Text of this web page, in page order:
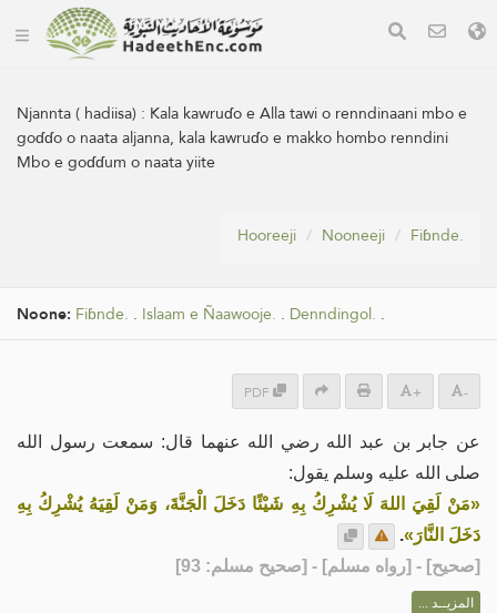
Njannta ( hadiisa) : Kala kawruɗo e Alla tawi o renndinaani mbo e
goɗɗo o naata aljanna, kala kawruɗo e makko hombo renndini
Mbo e goɗɗum o naata yiite
Hooreeji Nooneeji Fiɓnde.
Noone: Fiɓnde. . Islaam e Ñaawooje. . Denndingol. .
PDF + -
عن جابر بن عبد الله رضي الله عنهما قال: سمعت رسول الله
صلى الله عليه وسلم يقول:
«مَنْ لَقِيَ اللهَ لَا يُشْرِكُ بِهِ شَيْئًا دَخَلَ الْجَنَّةَ، وَمَنْ لَقِيَهُ يُشْرِكُ بِهِ
دَخَلَ النَّارَ».
[صحيح] - [رواه مسلم] - [صحيح مسلم: 93]
المزيــد ...